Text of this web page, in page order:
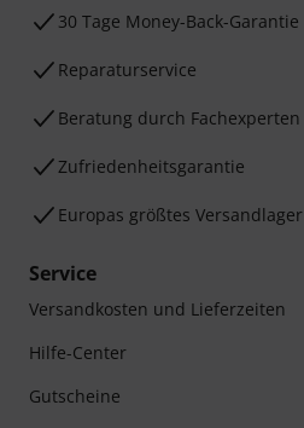
30 Tage Money-Back-Garantie
Reparaturservice
Beratung durch Fachexperten
Zufriedenheitsgarantie
Europas größtes Versandlager
Service
Versandkosten und Lieferzeiten
Hilfe-Center
Gutscheine